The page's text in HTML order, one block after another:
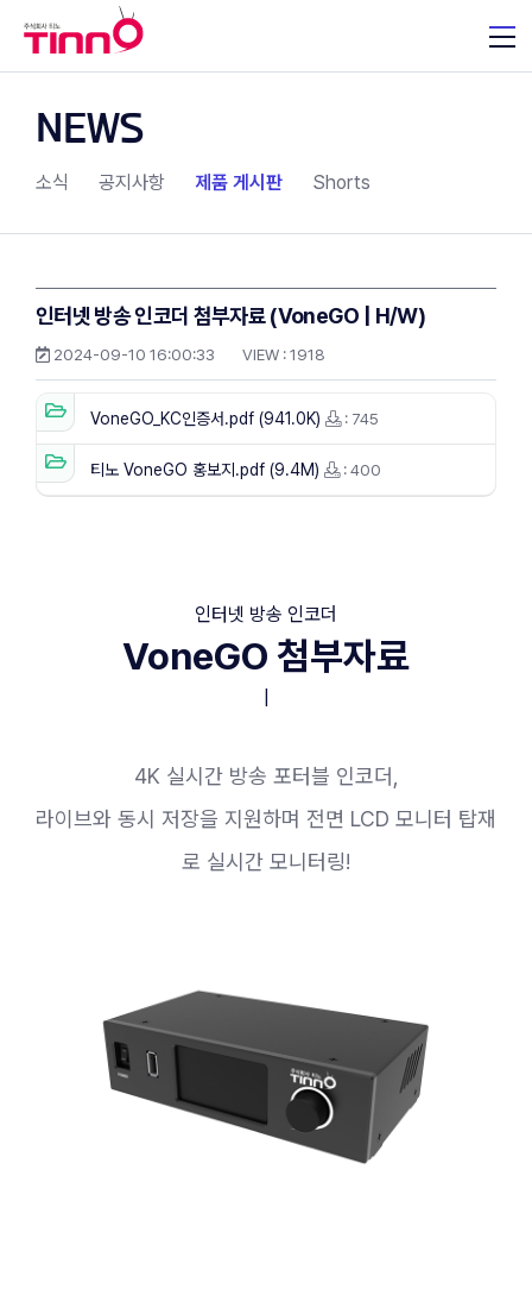
NEWS
소식 공지사항 제품 게시판 Shorts
인터넷 방송 인코더 첨부자료 (VoneGO | H/W)
2024-09-10 16:00:33 VIEW :1918
VoneGO_KC인증서.pdf (941.0K) : 745
티노 VoneGO 홍보지.pdf (9.4M) : 400
인터넷 방송 인코더
VoneGO 첨부자료
4K 실시간 방송 포터블 인코더,
라이브와 동시 저장을 지원하며 전면 LCD 모니터 탑재
로 실시간 모니터링!